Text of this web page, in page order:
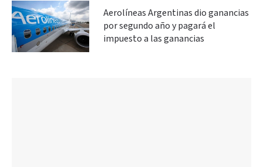
Aerolíneas Argentinas dio ganancias
por segundo año y pagará el
impuesto a las ganancias